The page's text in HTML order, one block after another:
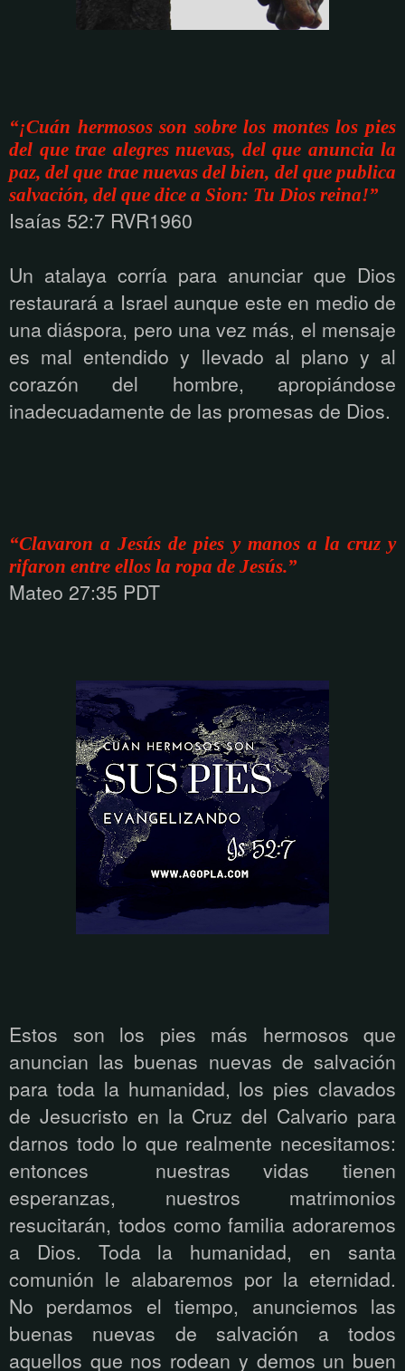
“¡Cuán hermosos son sobre los montes los pies
del que trae alegres nuevas, del que anuncia la
paz, del que trae nuevas del bien, del que publica
salvación, del que dice a Sion: Tu Dios reina!”
Isaías 52:7 RVR1960
Un atalaya corría para anunciar que Dios
restaurará a Israel aunque este en medio de
una diáspora, pero una vez más, el mensaje
es mal entendido y llevado al plano y al
corazón del hombre, apropiándose
inadecuadamente de las promesas de Dios.
“Clavaron a Jesús de pies y manos a la cruz y
rifaron entre ellos la ropa de Jesús.”
Mateo 27:35 PDT
Estos son los pies más hermosos que
anuncian las buenas nuevas de salvación
para toda la humanidad, los pies clavados
de Jesucristo en la Cruz del Calvario para
darnos todo lo que realmente necesitamos:
entonces nuestras vidas tienen
esperanzas, nuestros matrimonios
resucitarán, todos como familia adoraremos
a Dios. Toda la humanidad, en santa
comunión le alabaremos por la eternidad.
No perdamos el tiempo, anunciemos las
buenas nuevas de salvación a todos
aquellos que nos rodean y demos un buen